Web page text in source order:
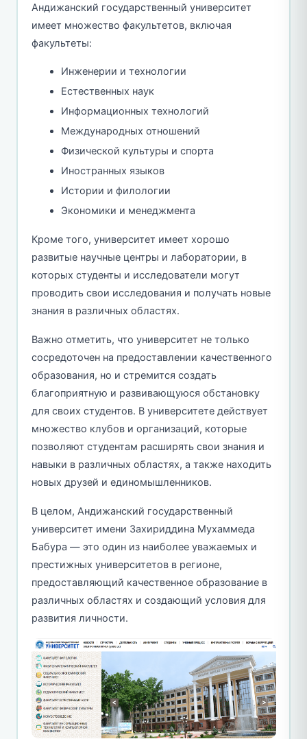
Андижанский государственный университет
имеет множество факультетов, включая
факультеты:
Инженерии и технологии
Естественных наук
Информационных технологий
Международных отношений
Физической культуры и спорта
Иностранных языков
Истории и филологии
Экономики и менеджмента
Кроме того, университет имеет хорошо
развитые научные центры и лаборатории, в
которых студенты и исследователи могут
проводить свои исследования и получать новые
знания в различных областях.
Важно отметить, что университет не только
сосредоточен на предоставлении качественного
образования, но и стремится создать
благоприятную и развивающуюся обстановку
для своих студентов. В университете действует
множество клубов и организаций, которые
позволяют студентам расширять свои знания и
навыки в различных областях, а также находить
новых друзей и единомышленников.
В целом, Андижанский государственный
университет имени Захириддина Мухаммеда
Бабура — это один из наиболее уважаемых и
престижных университетов в регионе,
предоставляющий качественное образование в
различных областях и создающий условия для
развития личности.